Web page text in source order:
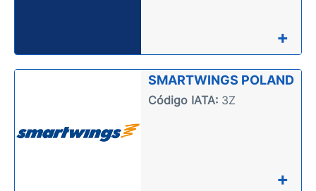
+
SMARTWINGS POLAND
Código IATA:3Z
+